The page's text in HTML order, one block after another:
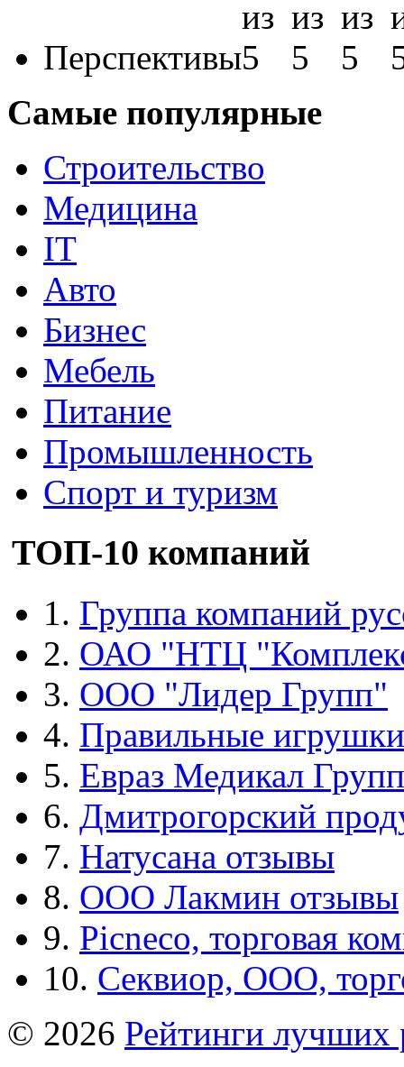
Перспективы
Самые популярные
Строительство
Медицина
IT
Авто
Бизнес
Мебель
Питание
Промышленность
Спорт и туризм
ТОП-10 компаний
1. Группа компаний
2. ОАО "НТЦ
3. ООО "Лидер Групп"
4. Правильные игрушки
5. Евраз Медикал Групп
6. Дмитрогорский
7. Натусана отзывы
8. ООО Лакмин отзывы
9. Picneco, торговая
10. Секвиор, ООО,
© 2026 Рейтинги лучших